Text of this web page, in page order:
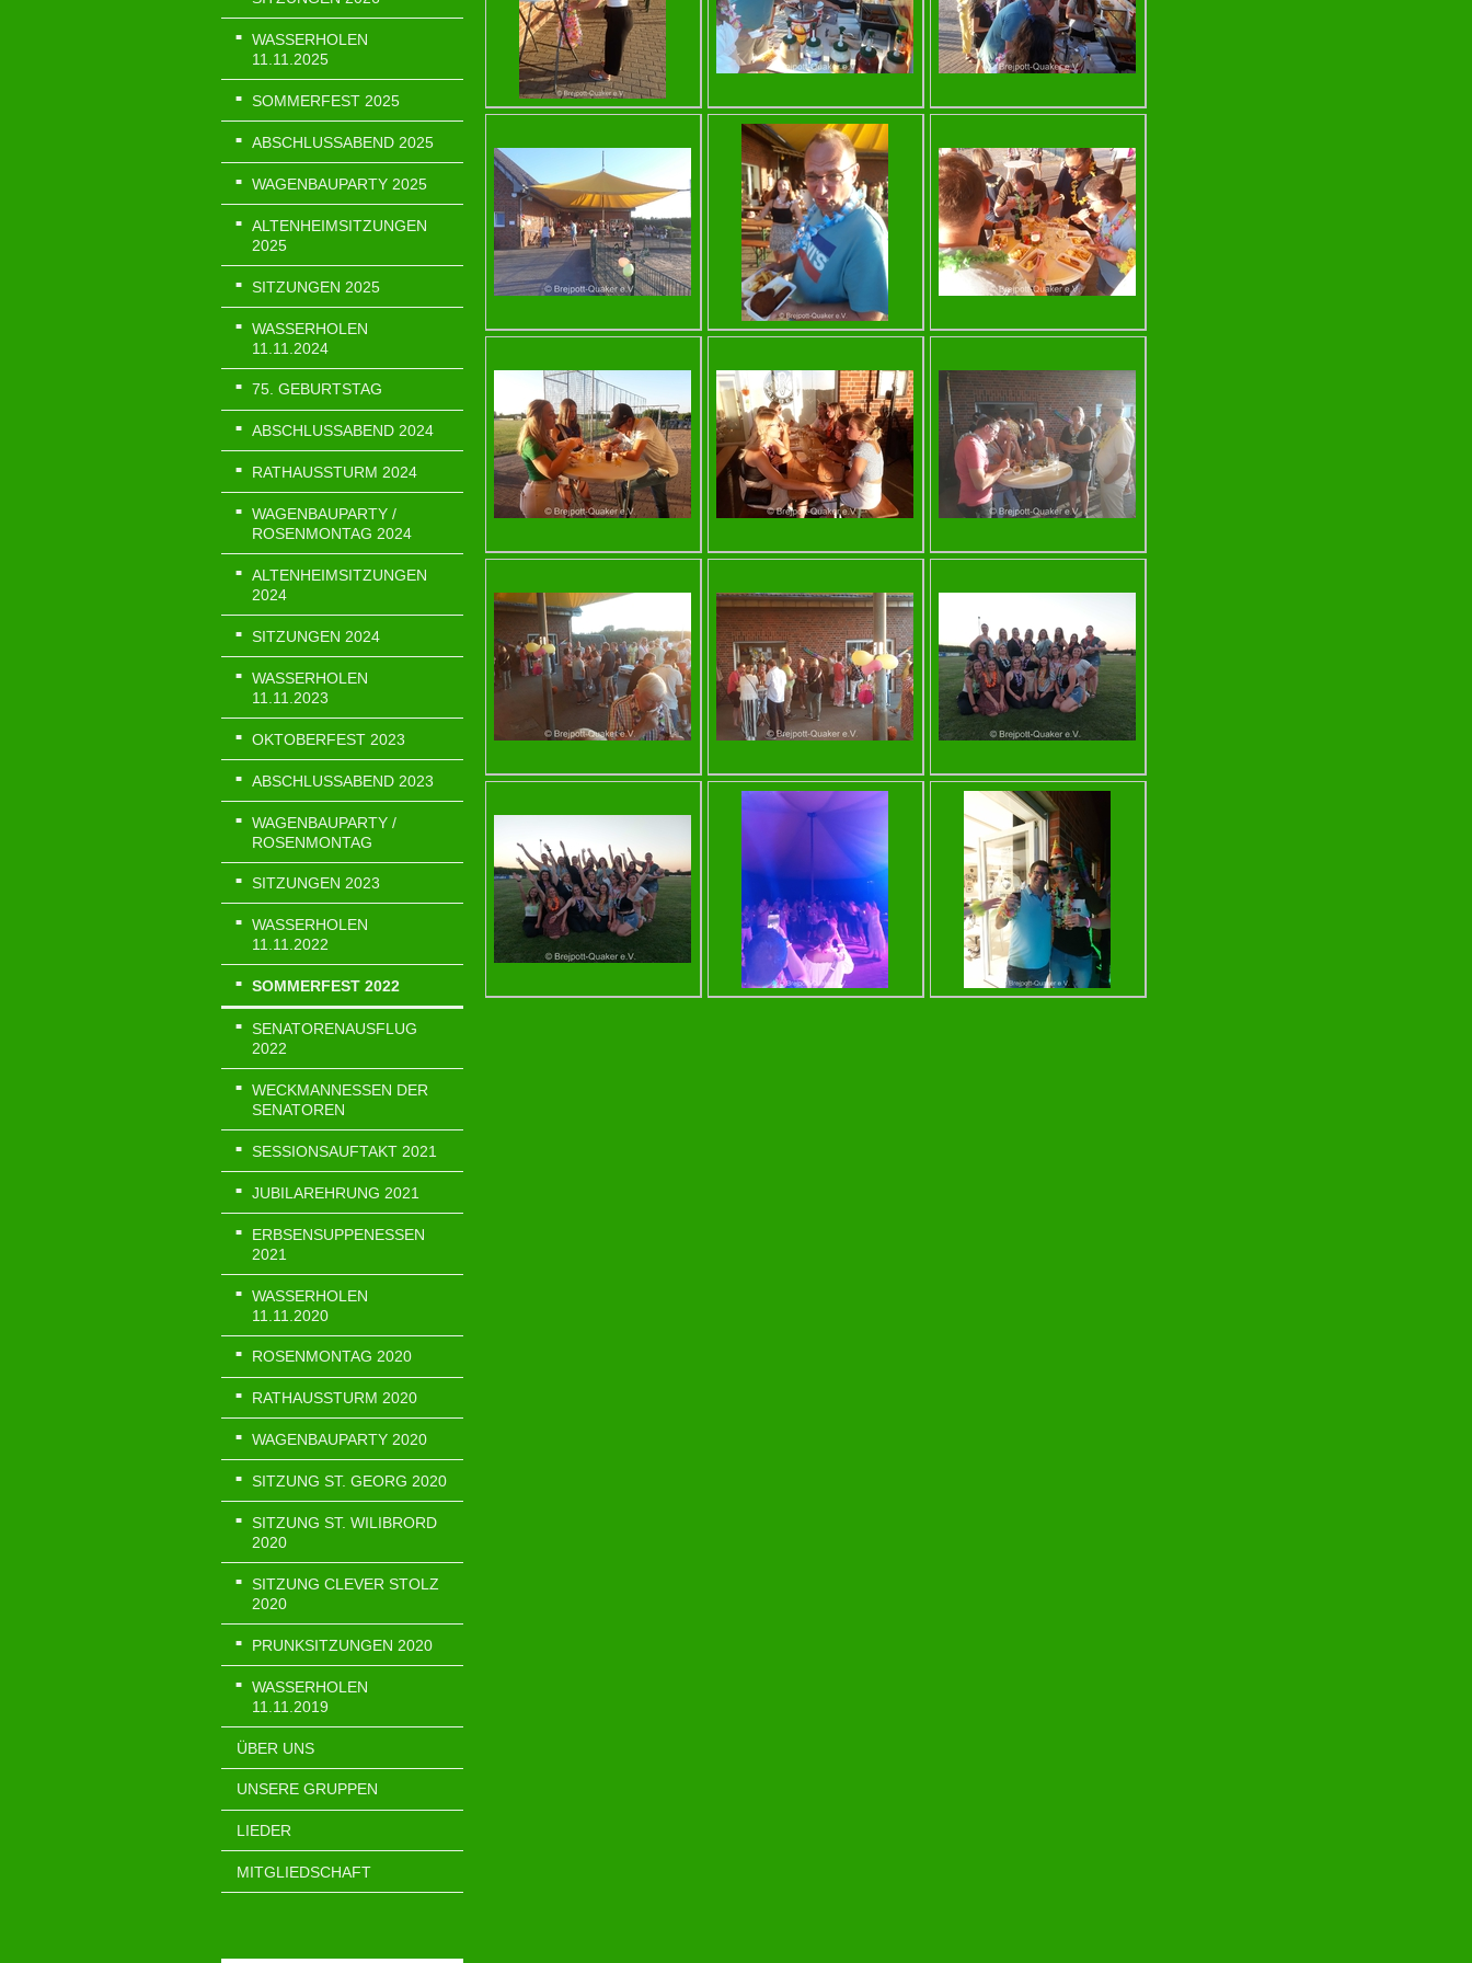
WASSERHOLEN
11.11.2025
SOMMERFEST 2025
ABSCHLUSSABEND 2025
WAGENBAUPARTY 2025
ALTENHEIMSITZUNGEN
2025
SITZUNGEN 2025
WASSERHOLEN
11.11.2024
75. GEBURTSTAG
ABSCHLUSSABEND 2024
RATHAUSSTURM 2024
WAGENBAUPARTY /
ROSENMONTAG 2024
ALTENHEIMSITZUNGEN
2024
SITZUNGEN 2024
WASSERHOLEN
11.11.2023
OKTOBERFEST 2023
ABSCHLUSSABEND 2023
WAGENBAUPARTY /
ROSENMONTAG
SITZUNGEN 2023
WASSERHOLEN
11.11.2022
SOMMERFEST 2022
SENATORENAUSFLUG
2022
WECKMANNESSEN DER
SENATOREN
SESSIONSAUFTAKT 2021
JUBILAREHRUNG 2021
ERBSENSUPPENESSEN
2021
WASSERHOLEN
11.11.2020
ROSENMONTAG 2020
RATHAUSSTURM 2020
WAGENBAUPARTY 2020
SITZUNG ST. GEORG 2020
SITZUNG ST. WILIBRORD
2020
SITZUNG CLEVER STOLZ
2020
PRUNKSITZUNGEN 2020
WASSERHOLEN
11.11.2019
ÜBER UNS
UNSERE GRUPPEN
LIEDER
MITGLIEDSCHAFT